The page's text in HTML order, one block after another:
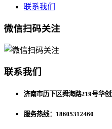
联系我们
微信扫码关注
联系我们
济南市历下区舜海路219号华
服务热线：18605312460